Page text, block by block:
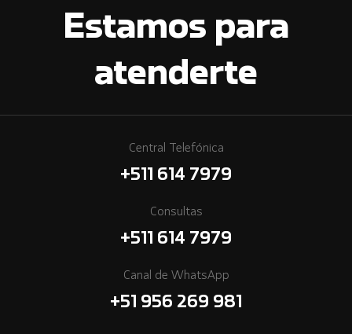
Estamos para
atenderte
Central Telefónica
+511 614 7979
Consultas
+511 614 7979
Canal de WhatsApp
+51 956 269 981